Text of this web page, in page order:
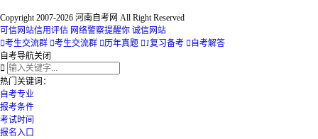
Copyright 2007-2026 河南自考网 All Right Reserved
可信网站信用评估 网络警察提醒你 诚信网站
考生交流群 考生交流群 历年真题 1复习备考  自考解答
自考导航关闭

热门关键词：
自考专业
报考条件
考试时间
报名入口